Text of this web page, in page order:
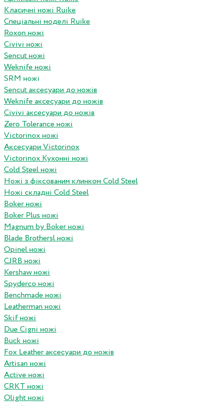
Класичні ножі Ruike
Спеціальні моделі Ruike
Roxon ножi
Civivi ножі
Sencut ножі
Weknife ножі
SRM ножі
Sencut аксесуари до ножів
Weknife аксесуари до ножів
Civivi аксесуари до ножів
Zero Tolerance ножі
Victorinox ножі
Аксесуари Victorinox
Victorinox Кухонні ножі
Cold Steel ножі
Ножі з фіксованим клинком Cold Steel
Ножі складні Cold Steel
Boker ножі
Boker Plus ножі
Magnum by Boker ножі
Blade Brothersl ножі
Opinel ножі
CJRB ножі
Kershaw ножі
Spyderco ножі
Benchmade ножі
Leatherman ножі
Skif ножі
Due Cigni ножі
Buck ножі
Fox Leather аксесуари до ножів
Artisan ножі
Active ножі
CRKT ножі
Olight ножі